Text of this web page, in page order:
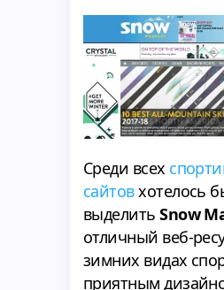
Среди всех
сайтовхотелось
выделитьSnow
отличный веб-
зимних видах
приятным